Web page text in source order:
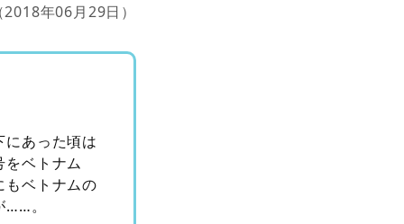
（2018年06月29日）
あった頃は
をベトナム
もベトナムの
……。